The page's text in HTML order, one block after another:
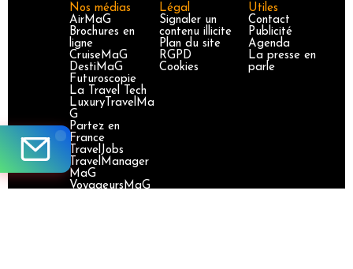
Nos médias
AirMaG
Brochures en
ligne
CruiseMaG
DestiMaG
Futuroscopie
La Travel Tech
LuxuryTravelMa
G
Partez en
France
TravelJobs
TravelManager
MaG
VoyageursMaG
Légal
Signaler un
contenu illicite
Plan du site
RGPD
Cookies
Utiles
Contact
Publicité
Agenda
La presse en
parle